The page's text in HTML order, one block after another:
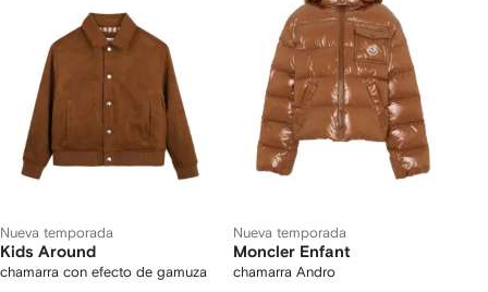
Nueva temporada
Kids Around
chamarra con efecto de gamuza
Nueva temporada
Moncler Enfant
chamarra Andro